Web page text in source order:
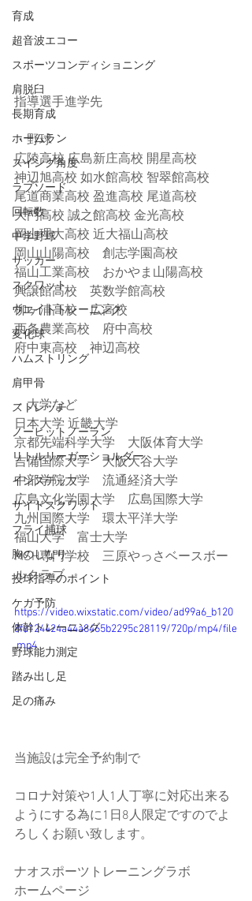
育成
超音波エコー
スポーツコンディショニング
肩脱臼
長期育成
ホームラン
スイング角度
ラプソード
回転数
中学野球
サッカー
スクワット
ウエイトトレーニング
変化球
ハムストリング
肩甲骨
ストレッチ
ノーヒットノーラン
リトルリーガーショルダー
インステップ
サイドスクワット
フライ捕球
胸のしなり
投球指導のポイント
ケガ予防
体幹トレーニング
野球能力測定
踏み出し足
足の痛み
指導選手進学先
・野球
広陵高校 広島新庄高校 開星高校
神辺旭高校 如水館高校 智翠館高校
尾道商業高校 盈進高校 尾道高校
大門高校 誠之館高校 金光高校
岡山理大高校 近大福山高校
岡山山陽高校　創志学園高校
福山工業高校　おかやま山陽高校
興譲館高校　英数学館高校
柳ヶ浦高校　広高校
西条農業高校　府中高校
府中東高校　神辺高校
・大学など
日本大学 近畿大学
京都先端科学大学　大阪体育大学
吉備国際大学　大阪大谷大学
中部学院大学　流通経済大学
広島文化学園大学　広島国際大学
九州国際大学　環太平洋大学
福山大学　富士大学
MSH専門学校　三原やっさベースボー
ルクラブ
https://video.wixstatic.com/video/ad99a6_b120
8fd124424a44a8465b2295c28119/720p/mp4/file
.mp4
当施設は完全予約制で
コロナ対策や1人1人丁寧に対応出来る
ようにする為に1日8人限定ですのでよ
ろしくお願い致します。
ナオスポーツトレーニングラボ
ホームページ